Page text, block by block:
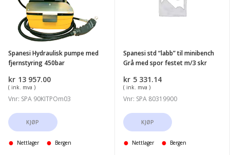
med
fjernstyring
450bar
Spanesi Hydraulisk pumpe med
fjernstyring 450bar
kr 13 957.00
( ink. mva )
Vnr: SPA 90KITPOm03
KJØP
Nettlager Bergen
minibench
spor
m/3
skr
Spanesi std “labb” til minibench
Grå med spor festet m/3 skr
kr 5 331.14
( ink. mva )
Vnr: SPA 80319900
KJØP
Nettlager Bergen